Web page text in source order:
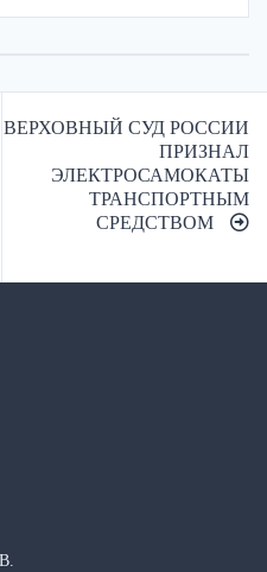
ВЕРХОВНЫЙ СУД РОССИИ
ПРИЗНАЛ
ЭЛЕКТРОСАМОКАТЫ
ТРАНСПОРТНЫМ
СРЕДСТВОМ